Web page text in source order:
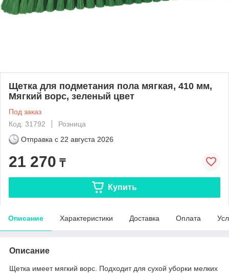
Щетка для подметания пола мягкая, 410 мм,
Мягкий ворс, зеленый цвет
Под заказ
Код: 31792
Розница
Отправка с 22 августа 2026
21 270 ₸
Купить
Описание Характеристики Доставка Оплата
Описание
Щетка имеет мягкий ворс. Подходит для сухой уборки мелких